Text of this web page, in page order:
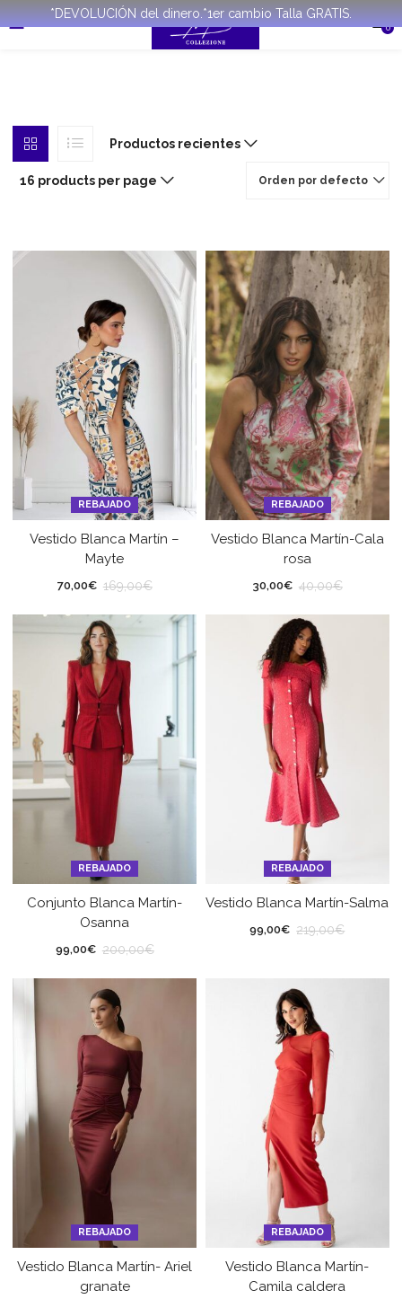
*DEVOLUCIÓN del dinero.*1er cambio Talla GRATIS.
0
Productos recientes
Orden por defecto
16 products per page
REBAJADO
Vestido Blanca Martín –
Mayte
70,00€ 169,00€
REBAJADO
Vestido Blanca Martín-Cala
rosa
30,00€ 40,00€
REBAJADO
Conjunto Blanca Martín-
Osanna
99,00€ 200,00€
REBAJADO
Vestido Blanca Martín-Salma
99,00€ 219,00€
REBAJADO
Vestido Blanca Martín- Ariel
granate
REBAJADO
Vestido Blanca Martín-
Camila caldera